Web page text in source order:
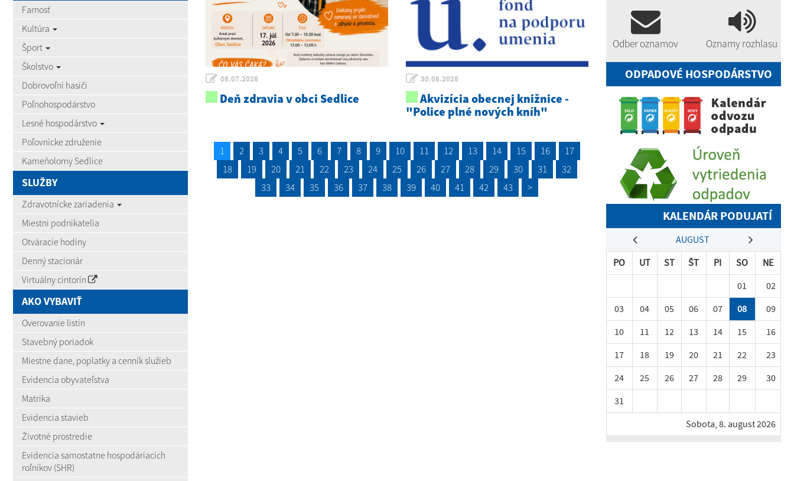
Farnosť
Kultúra
Šport
Školstvo
Dobrovoľní hasiči
Poľnohospodárstvo
Lesné hospodárstvo
Poľovnícke združenie
Kameňolomy Sedlice
SLUŽBY
Zdravotnícke zariadenia
Miestni podnikatelia
Otváracie hodiny
Denný stacionár
Virtuálny cintorín
AKO VYBAVIŤ
Overovanie listín
Stavebný poriadok
Miestne dane, poplatky a cenník služieb
Evidencia obyvateľstva
Matrika
Evidencia stavieb
Životné prostredie
Evidencia samostatne hospodáriacich
roľníkov (SHR)
08.07.2026
Deň zdravia v obci Sedlice
30.06.2026
Akvizícia obecnej knižnice -
"Police plné nových kníh"
1 2 3 4 5 6 7 8 9 10 11 12 13 14 15 16
17
18
19 20 21 22 23 24 25 26 27 28 29 30 31
32
33
34 35 36 37 38 39 40 41 42 43 >
Odber oznamov Oznamy rozhlasu
ODPADOVÉ HOSPODÁRSTVO
KALENDÁR PODUJATÍ
AUGUST
PO
UT ST ŠT PI SO
NE
01
02
03
04 05 06 07 08
09
10
11 12 13 14 15
16
17
18 19 20 21 22
23
24
25 26 27 28 29
30
31
Sobota, 8. august 2026